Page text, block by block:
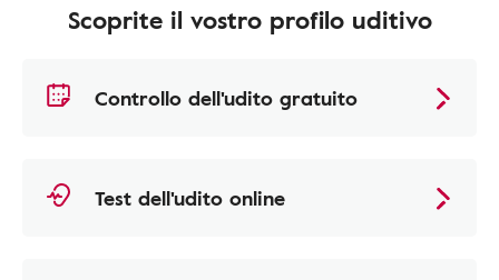
Scoprite il vostro profilo uditivo
Controllo dell'udito gratuito
Test dell'udito online